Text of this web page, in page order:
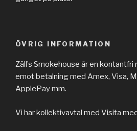
ÖVRIG INFORMATION
Zäll’s Smokehouse är en
emot betalning med Amex, Visa,
ApplePay mm.
Vi har kollektivavtal med Visita